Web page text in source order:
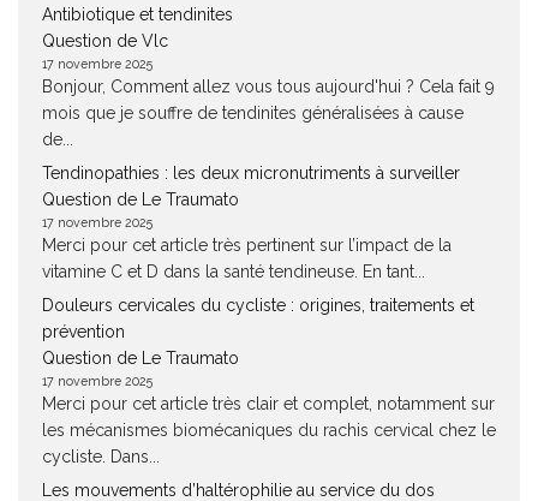
Antibiotique et tendinites
Question de Vlc
17 novembre 2025
Bonjour, Comment allez vous tous aujourd'hui ? Cela fait 9
mois que je souffre de tendinites généralisées à cause
de...
Tendinopathies : les deux micronutriments à surveiller
Question de Le Traumato
17 novembre 2025
Merci pour cet article très pertinent sur l’impact de la
vitamine C et D dans la santé tendineuse. En tant...
Douleurs cervicales du cycliste : origines, traitements et
prévention
Question de Le Traumato
17 novembre 2025
Merci pour cet article très clair et complet, notamment sur
les mécanismes biomécaniques du rachis cervical chez le
cycliste. Dans...
Les mouvements d’haltérophilie au service du dos